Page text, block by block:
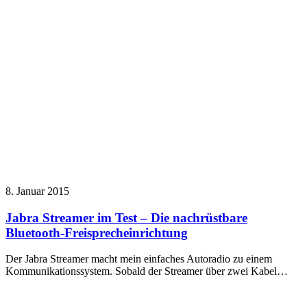
8. Januar 2015
Jabra Streamer im Test – Die nachrüstbare
Bluetooth-Freisprecheinrichtung
Der Jabra Streamer macht mein einfaches Autoradio zu einem
Kommunikationssystem. Sobald der Streamer über zwei Kabel…